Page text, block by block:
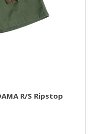
R/S Ripstop